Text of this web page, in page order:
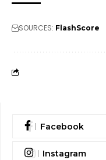
SOURCES: FlashScore
Facebook
Instagram